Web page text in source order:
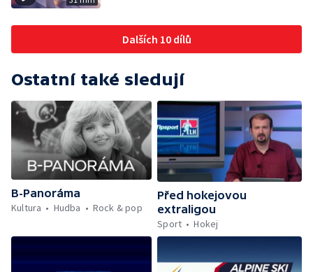
Dalších 10 dílů
Ostatní také sledují
B-Panoráma
Kultura
Hudba Rock & pop
Před hokejovou
extraligou
Sport
Hokej